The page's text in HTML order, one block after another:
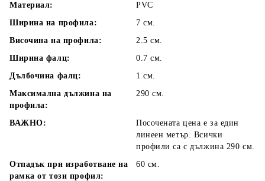
Материал:
PVC
Ширина на профила:
7 см.
Височина на профила:
2.5 см.
Ширина фалц:
0.7 см.
Дълбочина фалц:
1 см.
Максимална дължина на
профила:
290 см.
ВАЖНО:
Посочената цена е за един
линеен метър. Всички
профили са с дължина 290 см.
Отпадък при изработване на
рамка от този профил:
60 см.